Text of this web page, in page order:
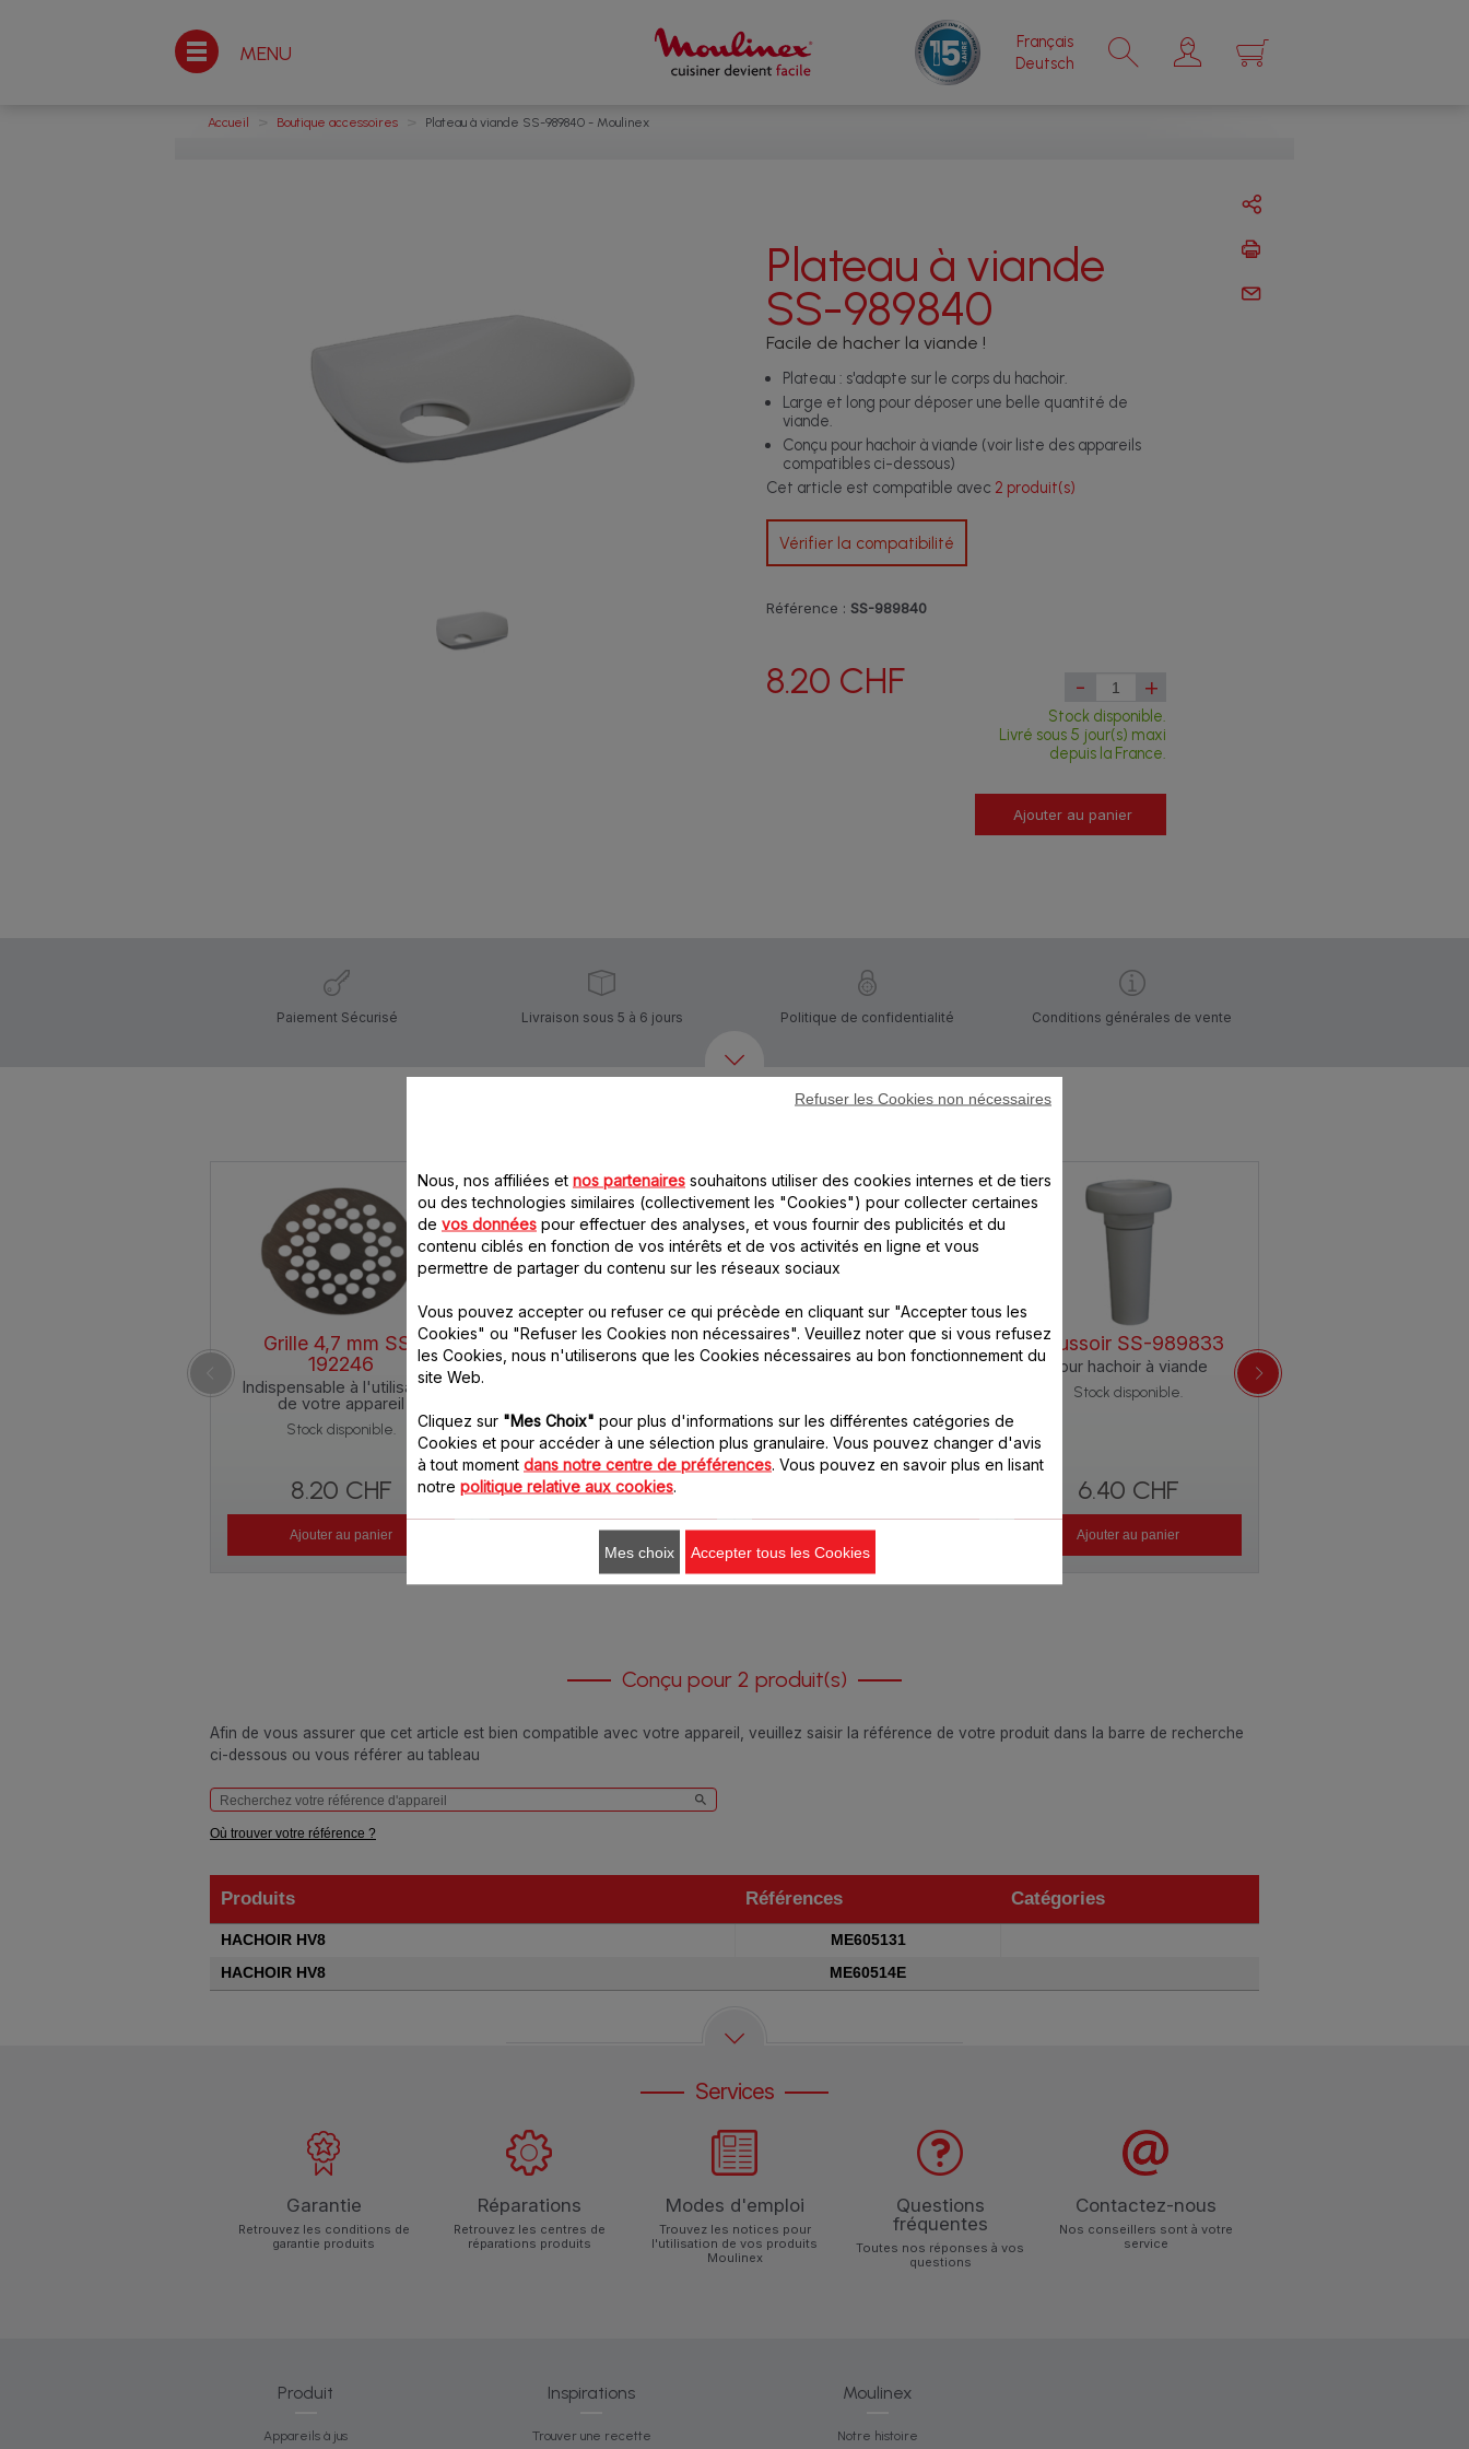
MENU
Français
Deutsch
×
Accueil > Boutique accessoires Plateau à viande SS-989840 - Moulinex
Plateau à viande
SS-989840
Facile de hacher la viande !
Plateau : s'adapte sur le corps du hachoir.
Large et long pour déposer une belle quantité de
viande.
Conçu pour hachoir à viande (voir liste des appareils
compatibles ci-dessous)
Cet article est compatible avec 2 produit(s)
Vérifier la compatibilité
Référence : SS-989840
8.20 CHF - +
Stock disponible.
Livré sous 5 jour(s) maxi
depuis la France.
Ajouter au panier
Paiement Sécurisé Livraison sous 5 à 6 jours Politique de confidentialité Conditions générales de vente
Grille 4,7 mm SS-
192246
Indispensable à l'utilisation
de votre appareil
Stock disponible.
8.20 CHF
Ajouter au panier
Grille 7,5 mm SS-
192247
légumes, fruits secs…
Stock disponible.
8.20 CHF
Ajouter au panier
Plateau aluminium SS-
193128
Stock disponible.
Ajouter au panier
Poussoir SS-989833
Pour hachoir à viande
Stock disponible.
6.40 CHF
Ajouter au panier
Conçu pour 2 produit(s)
Afin de vous assurer que cet article est bien compatible avec votre appareil, veuillez saisir la référence de votre produit dans la barre de recherche
ci-dessous ou vous référer au tableau
Où trouver votre référence ?
Produits Références
Catégories
Produits
Références
HACHOIR HV8
ME605131
HACHOIR HV8
ME60514E
Services
Garantie
Retrouvez les conditions de
garantie produits
Réparations
Retrouvez les centres de
réparations produits
Modes d'emploi
Trouvez les notices pour
l'utilisation de vos produits
Moulinex
Questions
fréquentes
Toutes nos réponses à vos
questions
Contactez-nous
Nos conseillers sont à votre
service
Produit
Appareils à jus
Inspirations
Trouver une recette
Moulinex
Notre histoire
Nous, nos affiliées et nos partenaires souhaitons utiliser des cookies internes et de tiers
ou des technologies similaires (collectivement les "Cookies") pour collecter certaines
de vos données pour effectuer des analyses, et vous fournir des publicités et du
contenu ciblés en fonction de vos intérêts et de vos activités en ligne et vous
permettre de partager du contenu sur les réseaux sociaux
Vous pouvez accepter ou refuser ce qui précède en cliquant sur "Accepter tous les
Cookies" ou "Refuser les Cookies non nécessaires". Veuillez noter que si vous refusez
les Cookies, nous n'utiliserons que les Cookies nécessaires au bon fonctionnement du
site Web.
Cliquez sur "Mes Choix" pour plus d'informations sur les différentes catégories de
Cookies et pour accéder à une sélection plus granulaire. Vous pouvez changer d'avis
à tout moment dans notre centre de préférences. Vous pouvez en savoir plus en lisant
notre politique relative aux cookies.
Refuser les Cookies non nécessaires
Mes choix Accepter tous les Cookies